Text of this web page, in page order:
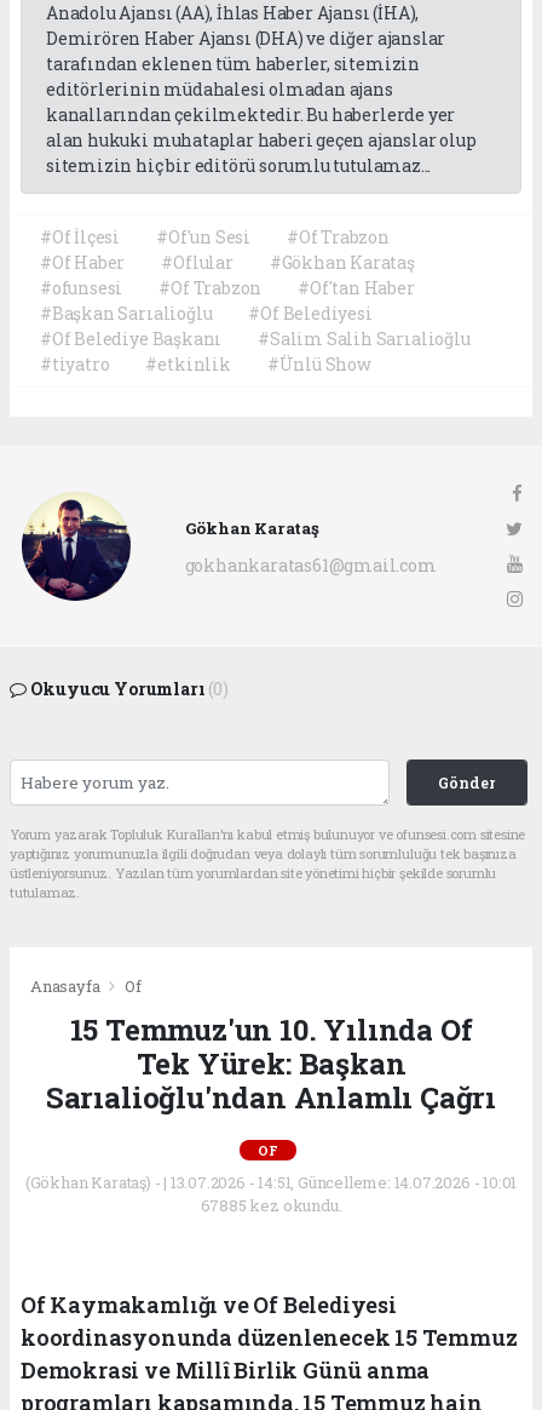
Anadolu Ajansı (AA), İhlas Haber Ajansı (İHA),
Demirören Haber Ajansı (DHA) ve diğer ajanslar
tarafından eklenen tüm haberler, sitemizin
editörlerinin müdahalesi olmadan ajans
kanallarından çekilmektedir. Bu haberlerde yer
alan hukuki muhataplar haberi geçen ajanslar olup
sitemizin hiç bir editörü sorumlu tutulamaz...
#Of İlçesi #Of'un Sesi
#Of Trabzon
#Of Haber
#Oflular
#Gökhan Karataş
#ofunsesi
#Of Trabzon
#Of'tan Haber
#Başkan Sarıalioğlu
#Of Belediyesi
#Of Belediye Başkanı
#Salim Salih Sarıalioğlu
#tiyatro
#etkinlik #Ünlü Show
Gökhan Karataş
gokhankaratas61@gmail.com
Okuyucu Yorumları (0)
Gönder
Yorum yazarak Topluluk Kuralları’nı kabul etmiş bulunuyor ve ofunsesi.com sitesine
yaptığınız yorumunuzla ilgili doğrudan veya dolaylı tüm sorumluluğu tek başınıza
üstleniyorsunuz. Yazılan tüm yorumlardan site yönetimi hiçbir şekilde sorumlu
tutulamaz.
Anasayfa Of
15 Temmuz'un 10. Yılında Of
Tek Yürek: Başkan
Sarıalioğlu'ndan Anlamlı Çağrı
OF
(Gökhan Karataş) - | 13.07.2026 - 14:51, Güncelleme: 14.07.2026 - 10:01
67885 kez okundu.
Of Kaymakamlığı ve Of Belediyesi
koordinasyonunda düzenlenecek 15 Temmuz
Demokrasi ve Millî Birlik Günü anma
programları kapsamında, 15 Temmuz hain